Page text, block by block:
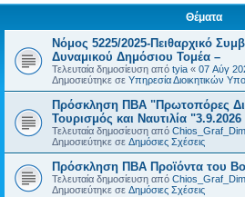
Θέματα
Νόμος 5225/2025-Πειθαρχικό
Δυναμικού Δημόσιου Τομέα –
Τελευταία δημοσίευση από tyia « 07 Αύγ
Δημοσιεύτηκε σε Υπηρεσία Διοικητικών
Πρόσκληση ΠΒΑ "Πρωτοπόρες
Τουρισμός και Ναυτιλία "3.9.2026
Τελευταία δημοσίευση από
Δημοσιεύτηκε σε Δημόσιες Σχέσεις
Πρόσκληση ΠΒΑ Προϊόντα του
Τελευταία δημοσίευση από
Δημοσιεύτηκε σε Δημόσιες Σχέσεις